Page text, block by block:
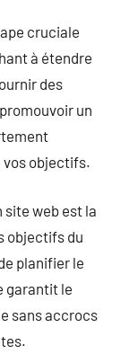
cruciale
à étendre
des
un
vos objectifs.
site web est la
objectifs du
planifier le
garantit le
sans accrocs